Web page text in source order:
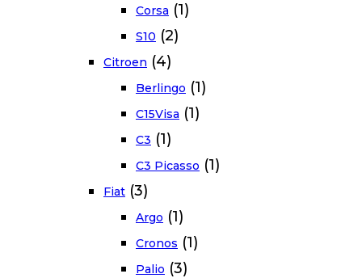
Corsa (1)
S10 (2)
Citroen (4)
Berlingo (1)
C15Visa (1)
C3 (1)
C3 Picasso (1)
Fiat (3)
Argo (1)
Cronos (1)
Palio (3)